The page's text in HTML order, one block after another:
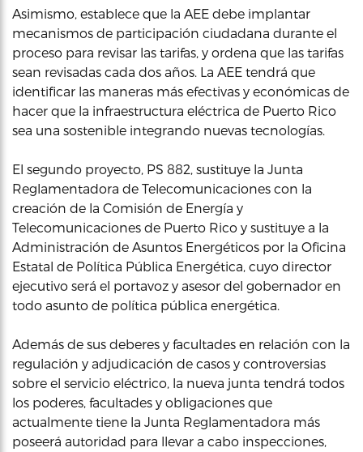
Asimismo, establece que la AEE debe implantar
mecanismos de participación ciudadana durante el
proceso para revisar las tarifas, y ordena que las tarifas
sean revisadas cada dos años. La AEE tendrá que
identificar las maneras más efectivas y económicas de
hacer que la infraestructura eléctrica de Puerto Rico
sea una sostenible integrando nuevas tecnologías.
El segundo proyecto, PS 882, sustituye la Junta
Reglamentadora de Telecomunicaciones con la
creación de la Comisión de Energía y
Telecomunicaciones de Puerto Rico y sustituye a la
Administración de Asuntos Energéticos por la Oficina
Estatal de Política Pública Energética, cuyo director
ejecutivo será el portavoz y asesor del gobernador en
todo asunto de política pública energética.
Además de sus deberes y facultades en relación con la
regulación y adjudicación de casos y controversias
sobre el servicio eléctrico, la nueva junta tendrá todos
los poderes, facultades y obligaciones que
actualmente tiene la Junta Reglamentadora más
poseerá autoridad para llevar a cabo inspecciones,